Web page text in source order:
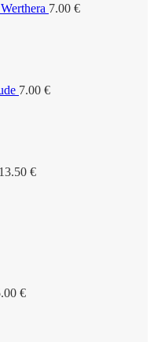
7.00 €
7.00 €
13.50 €
€